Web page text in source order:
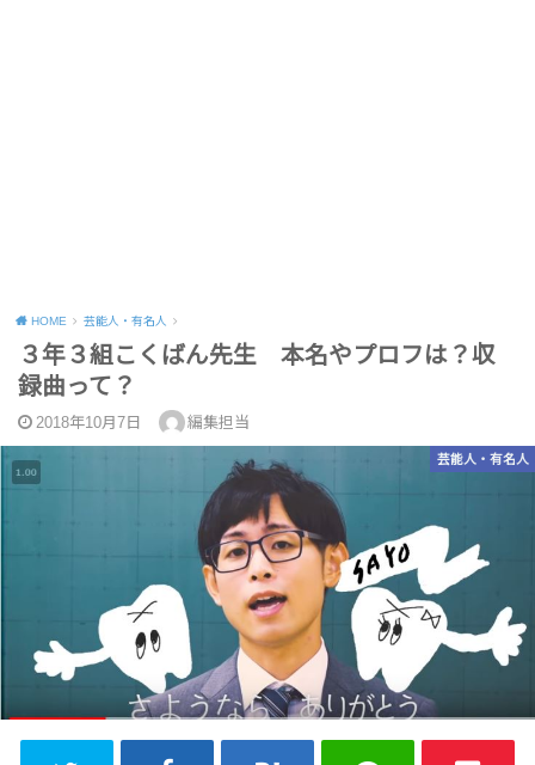
HOME 芸能人・有名人
３年３組こくばん先生 本名やプロフは？収
録曲って？
2018年10月7日 編集担当
芸能人・有名人